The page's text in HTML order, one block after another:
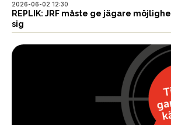
2026-06-02 12:30
REPLIK: JRF måste ge jägare
sig